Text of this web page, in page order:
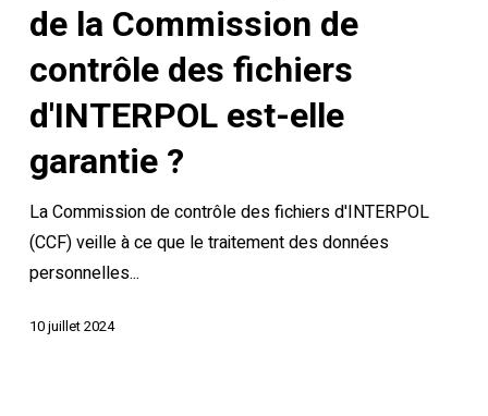
Commission
contrôle
des
d'INTERPOL
est-
elle
garantie
?
de la Commission de
contrôle des fichiers
d'INTERPOL est-elle
garantie ?
La Commission de contrôle des fichiers d'INTERPOL
(CCF) veille à ce que le traitement des données
personnelles...
10 juillet 2024